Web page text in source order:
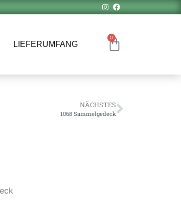
LIEFERUMFANG
0
NÄCHSTES
1068 Sammelgedeck